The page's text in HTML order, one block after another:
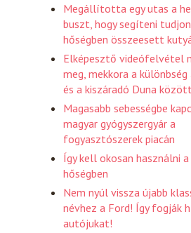
Megállította egy utas a
buszt, hogy segíteni
hőségben összeesett
Elképesztő videófelvétel
meg, mekkora a különbség
és a kiszáradó Duna között
Magasabb sebességbe
magyar gyógyszergyár a
fogyasztószerek piacán
Így kell okosan használni
hőségben
Nem nyúl vissza újabb
névhez a Ford! Így fogják
autójukat!